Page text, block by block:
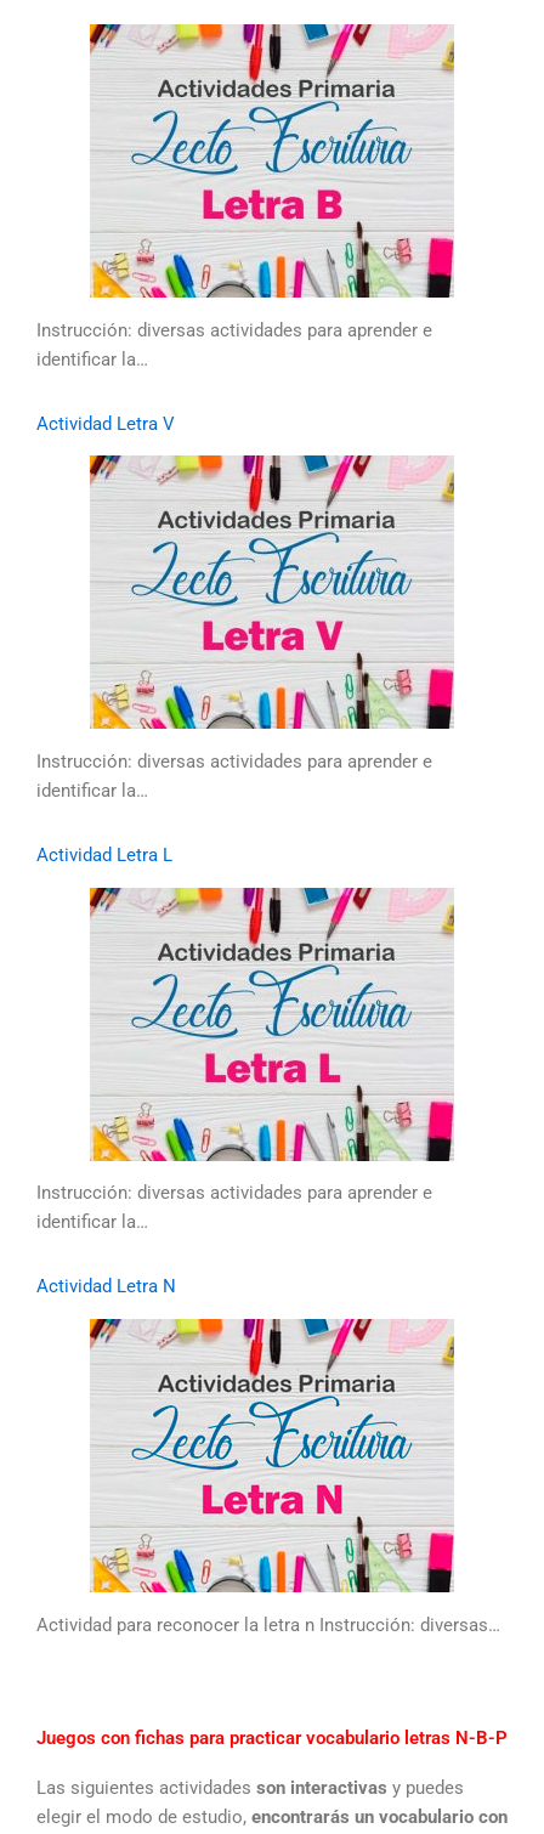
Instrucción: diversas actividades para aprender e
identificar la…
Actividad Letra V
Instrucción: diversas actividades para aprender e
identificar la…
Actividad Letra L
Instrucción: diversas actividades para aprender e
identificar la…
Actividad Letra N
Actividad para reconocer la letra n Instrucción: diversas…
Juegos con fichas para practicar vocabulario letras N-B-P
Las siguientes actividades son interactivas y puedes
elegir el modo de estudio, encontrarás un vocabulario con